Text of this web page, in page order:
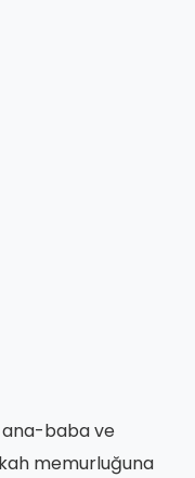
ana-baba ve
memurluğuna